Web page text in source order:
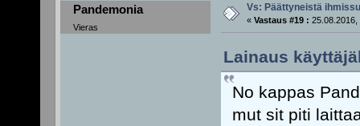
Pandemonia
Vieras
Vs: Päättyneistä
« Vastaus #19 : 25.08.2016,
Lainaus
No kappas
mut sit piti